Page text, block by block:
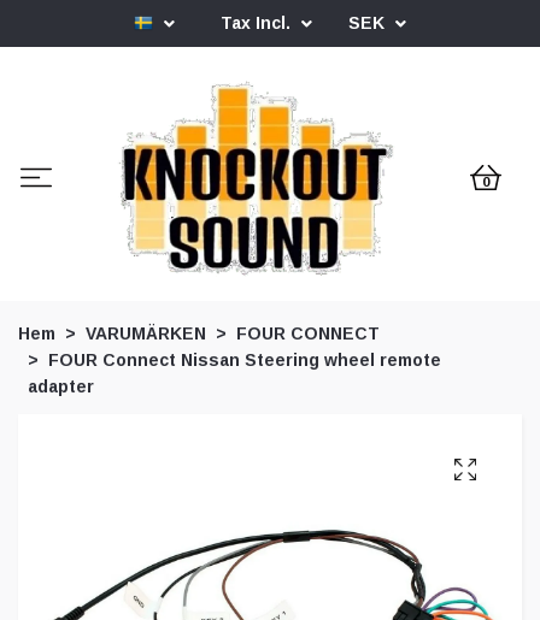
Tax Incl. SEK
0
Hem VARUMÄRKEN
FOUR CONNECT
FOUR Connect Nissan Steering wheel remote
adapter